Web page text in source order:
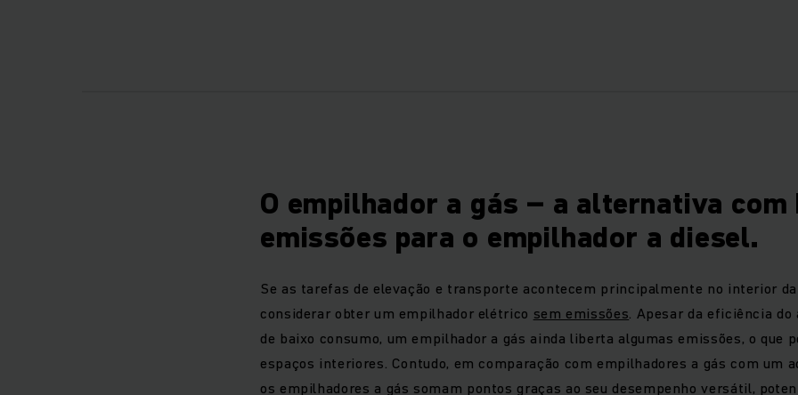
setor das bebidas, centros de jardinagem, setor agrícola, setor da madeira e
Nos empilhadores a gás é necessário substituir regularmente a garrafa
O empilhador a gás – o motor de combustão faz
O sucesso dos empilhadores a gás da Jungheinrich é o resultado direto do
O empilhador a gás – a alternativa com
emissões para o empilhador a diesel.
Se as tarefas de elevação e transporte acontecem principalmente no interior da
considerar obter um empilhador elétrico sem emissões. Apesar da eficiência do
de baixo consumo, um empilhador a gás ainda liberta algumas emissões, o que
espaços interiores. Contudo, em comparação com empilhadores a gás com um
os empilhadores a gás somam pontos graças ao seu desempenho versátil,